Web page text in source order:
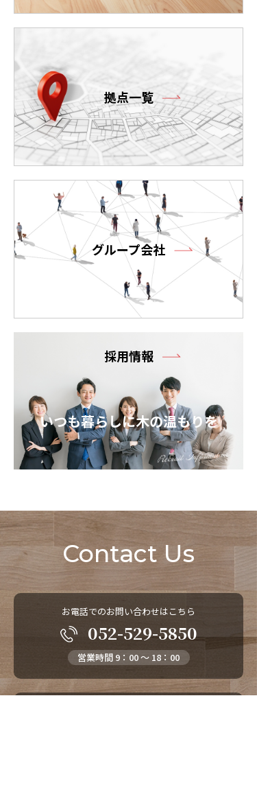
拠点一覧
グループ会社
採用情報
いつも暮らしに木の温もりを
Contact Us
お電話でのお問い合わせはこちら
052-529-5850
営業時間 9：00 ～ 18：00